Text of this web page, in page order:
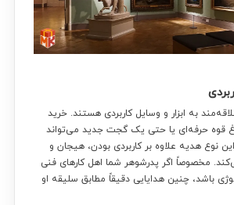
به ابزار و وسایل کاربردی هستند. خرید
قوه حرفه‌ای یا حتی یک گجت جدید می‌تواند
نوع هدیه علاوه بر کاربردی بودن، هیجان و
مخصوصاً اگر پدرشوهر شما اهل کارهای فنی
باشد، چنین هدایایی دقیقاً مطابق سلیقه او